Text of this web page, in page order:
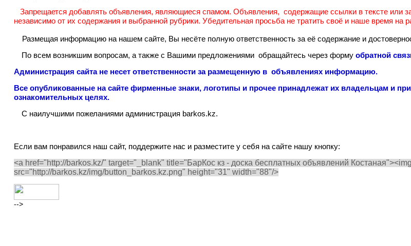
Запрещается добавлять объявления, являющиеся спамом. Объявления, содержащие ссылки в тексте или
независимо от их содержания и выбранной рубрики. Убедительная просьба не тратить своё и наше время на
Размещая информацию на нашем сайте, Вы несёте полную ответственность за её содержание и
По всем возникшим вопросам, а также с Вашими предложениями обращайтесь через форму обратной
Администрация сайта не несет ответственности за размещенную в объявлениях информацию.
Все опубликованные на сайте фирменные знаки, логотипы и прочее принадлежат их владельцам и
ознакомительных целях.
C наилучшими пожеланиями администрация barkos.kz.
Если вам понравился наш сайт, поддержите нас и разместите у себя на сайте нашу кнопку:
<a href="http://barkos.kz/" target="_blank" title="БарКос кз - доска бесплатных объявлений Костаная"><img
src="http://barkos.kz/img/button_barkos.kz.png" height="31" width="88"/>
-->